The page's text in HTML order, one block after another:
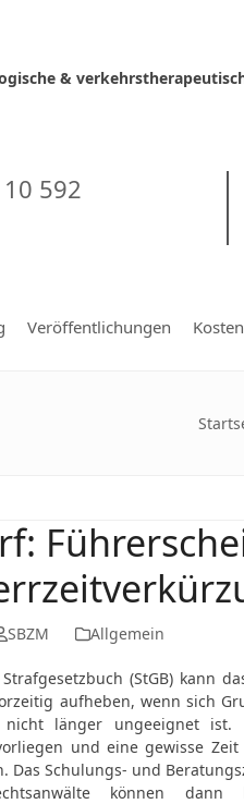
&
592
Veröffentlichungen
SBZM Allgemein
(StGB) kann
aufheben, wenn sich
nicht länger ungeeignet
und eine gewisse
Das Schulungs- und
können